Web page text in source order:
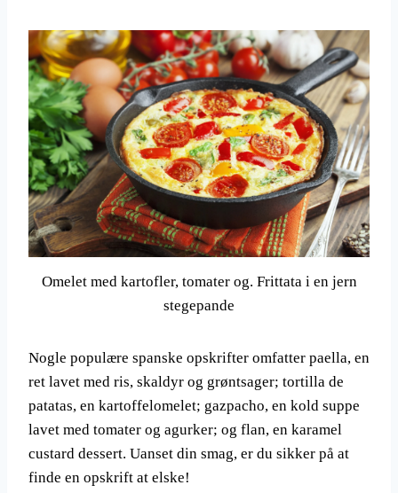
Omelet med kartofler, tomater og. Frittata i en jern
stegepande
Nogle populære spanske opskrifter omfatter paella, en
ret lavet med ris, skaldyr og grøntsager; tortilla de
patatas, en kartoffelomelet; gazpacho, en kold suppe
lavet med tomater og agurker; og flan, en karamel
custard dessert. Uanset din smag, er du sikker på at
finde en opskrift at elske!